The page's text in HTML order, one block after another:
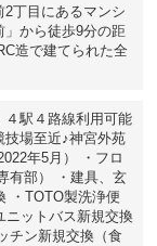
丁目にあるマンシ
」から徒歩9分の距
造で建てられた全
４駅４路線利用可能
技場至近♪神宮外苑
年5月） ・フロ
有部） ・建具、玄
・TOTO製洗浄便
ニットバス新規交換
チン新規交換（食